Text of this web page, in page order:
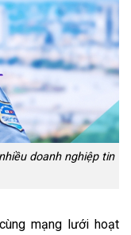
doanh nghiệp tin
mạng lưới hoạt